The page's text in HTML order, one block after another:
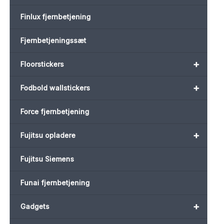
Finlux fjernbetjening
Fjernbetjeningssæt
+
Floorstickers
+
Fodbold wallstickers
Force fjernbetjening
+
Fujitsu opladere
Fujitsu Siemens
Funai fjernbetjening
+
Gadgets